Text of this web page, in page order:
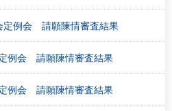
定例会 請願陳情審査結果
例会 請願陳情審査結果
例会 請願陳情審査結果